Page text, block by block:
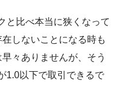
と比べ本当に狭くなって
しないことになる時も
々ありませんが、そう
1.0以下で取引できるで